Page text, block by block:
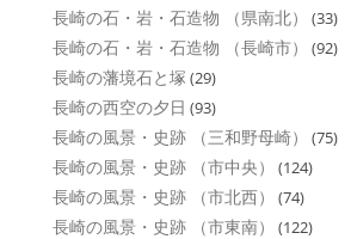
長崎の石・岩・石造物 （県南北） (33)
長崎の石・岩・石造物 （長崎市） (92)
長崎の藩境石と塚 (29)
長崎の西空の夕日 (93)
長崎の風景・史跡 （三和野母崎） (75)
長崎の風景・史跡 （市中央） (124)
長崎の風景・史跡 （市北西） (74)
長崎の風景・史跡 （市東南） (122)